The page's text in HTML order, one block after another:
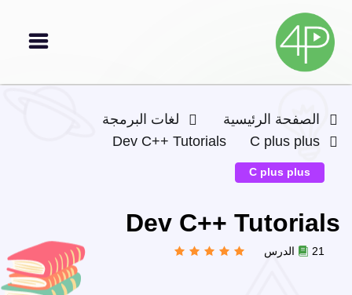
الصفحة الرئيسية
لغات البرمجة
C plus plus
Dev C++ Tutorials
C plus plus
Dev C++ Tutorials
21 الدرس